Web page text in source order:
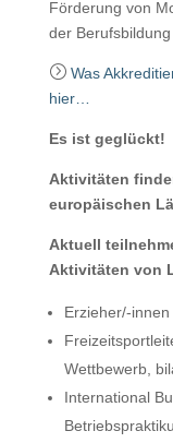
Förderung von
der
= Was
hier…
Es ist geglückt!
Aktivitäten
europäischen
Aktuell
Aktivitäten
Erzieher/-
Wettbewerb,
International